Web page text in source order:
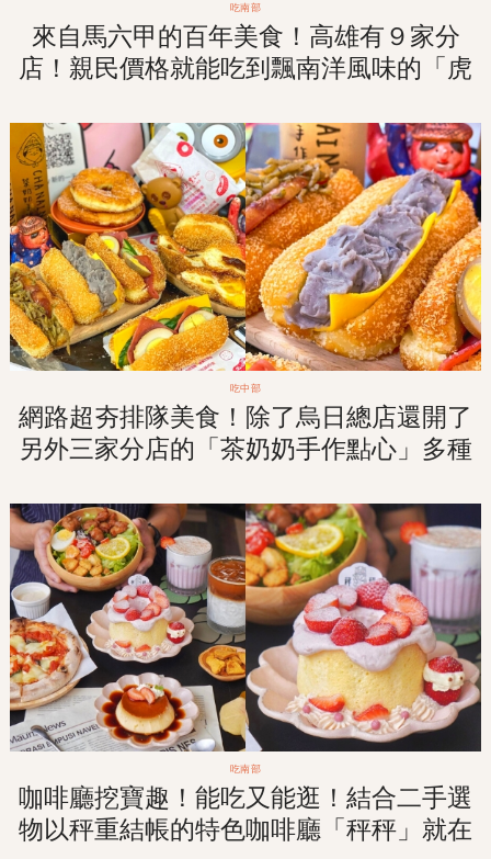
吃南部
來自馬六甲的百年美食！高雄有９家分
店！親民價格就能吃到飄南洋風味的「虎
吃中部
網路超夯排隊美食！除了烏日總店還開了
另外三家分店的「茶奶奶手作點心」多種
吃南部
咖啡廳挖寶趣！能吃又能逛！結合二手選
物以秤重結帳的特色咖啡廳「秤秤」就在